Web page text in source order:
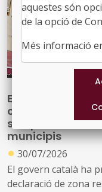
Es prorroga la
com a zona de
s’impulsa una
municipis
● 30/07/2026
El govern català ha
declaració de zona
aquestes són
de la opció de
Més informació